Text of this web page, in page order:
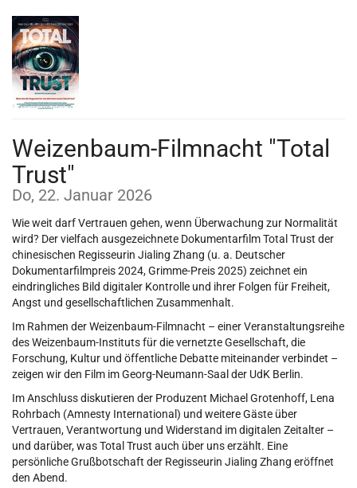
Zum
Haupt-
Inhalt
springen
Weizenbaum-Filmnacht "Total
Trust"
Do, 22. Januar 2026
Wie weit darf Vertrauen gehen, wenn Überwachung zur Normalität
wird? Der vielfach ausgezeichnete Dokumentarfilm Total Trust der
chinesischen Regisseurin Jialing Zhang (u. a. Deutscher
Dokumentarfilmpreis 2024, Grimme-Preis 2025) zeichnet ein
eindringliches Bild digitaler Kontrolle und ihrer Folgen für Freiheit,
Angst und gesellschaftlichen Zusammenhalt.
Im Rahmen der Weizenbaum-Filmnacht – einer Veranstaltungsreihe
des Weizenbaum-Instituts für die vernetzte Gesellschaft, die
Forschung, Kultur und öffentliche Debatte miteinander verbindet –
zeigen wir den Film im Georg-Neumann-Saal der UdK Berlin.
Im Anschluss diskutieren der Produzent Michael Grotenhoff, Lena
Rohrbach (Amnesty International) und weitere Gäste über
Vertrauen, Verantwortung und Widerstand im digitalen Zeitalter –
und darüber, was Total Trust auch über uns erzählt. Eine
persönliche Grußbotschaft der Regisseurin Jialing Zhang eröffnet
den Abend.